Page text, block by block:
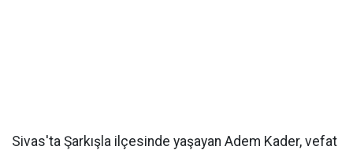
Sivas'ta Şarkışla ilçesinde yaşayan Adem Kader, vefat